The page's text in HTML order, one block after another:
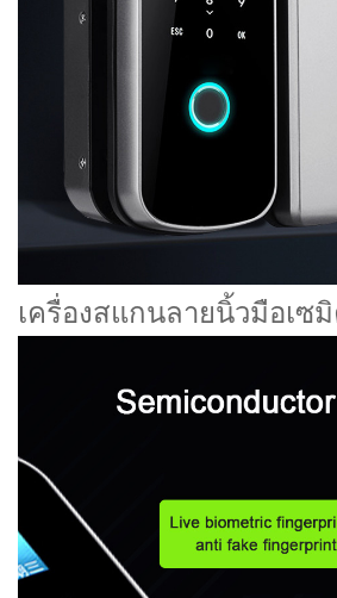
เครื่องสแกนลายนิ้วมือเซ